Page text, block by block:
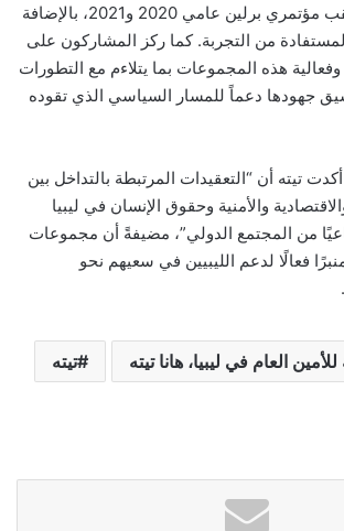
مجموعات العمل عقب مؤتمري برلين عامي 2020 و2021، بالإضافة
من التجربة. كما ركز المشاركون على
هذه المجموعات بما يتلاءم مع التطورات
جهودها دعماً للمسار السياسي الذي تقوده
تيته أن “التعقيدات المرتبطة بالتداخل بين
والأمنية وحقوق الإنسان في ليبيا
من المجتمع الدولي”، مضيفةً أن مجموعات
فعالًا لدعم الليبيين في سعيهم نحو
العام في ليبيا، هانا تيته تيته